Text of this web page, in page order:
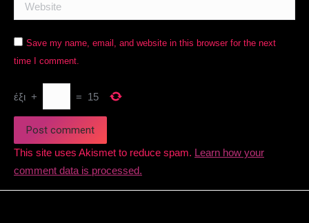
Website
Save my name, email, and website in this browser for the next
time I comment.
έξι + = 15
Post comment
This site uses Akismet to reduce spam. Learn how your
comment data is processed.